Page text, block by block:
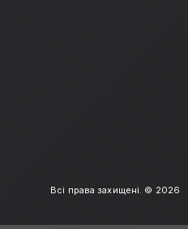
Всі права захищені. © 2026